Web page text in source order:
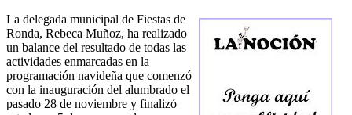
La delegada municipal de Fiestas de
Ronda, Rebeca Muñoz, ha realizado
un balance del resultado de todas las
actividades enmarcadas en la
programación navideña que comenzó
con la inauguración del alumbrado el
pasado 28 de noviembre y finalizó